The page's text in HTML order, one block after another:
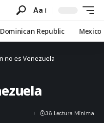
Aa
Dominican Republic Mexico
no es Venezuela
36 Lectura Mínima